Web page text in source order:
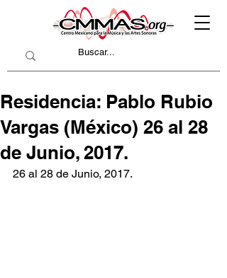
Residencia: Pablo Rubio
Vargas (México) 26 al 28
de Junio, 2017.
26 al 28 de Junio, 2017.